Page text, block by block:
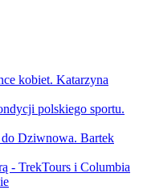
kobiet. Katarzyna
polskiego sportu.
Dziwnowa. Bartek
- TrekTours i Columbia